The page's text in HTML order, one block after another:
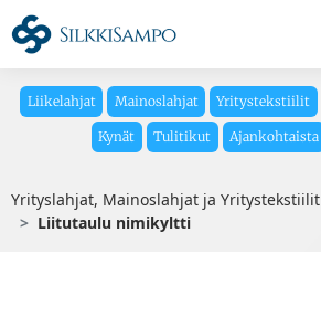
Liikelahjat Mainoslahjat Yritystekstiilit
Kynät Tulitikut Ajankohtaista
Yrityslahjat, Mainoslahjat ja Yritystekstiilit
Liitutaulu nimikyltti